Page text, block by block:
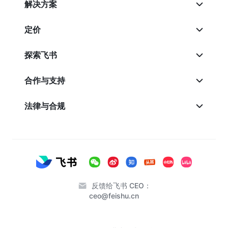
解决方案
定价
探索飞书
合作与支持
法律与合规
反馈给飞书 CEO：
ceo@feishu.cn